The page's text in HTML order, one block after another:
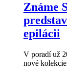
Známe
epilácii
V poradí už
nové